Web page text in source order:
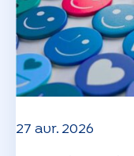
27 avr. 2026